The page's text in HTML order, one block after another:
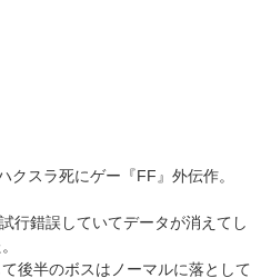
クスラ死にゲー『FF』外伝作。
行錯誤していてデータが消えてし
後半のボスはノーマルに落として